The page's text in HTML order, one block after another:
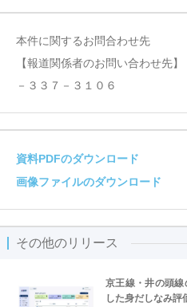
本件に関するお問合わせ先
【報道関係者のお問い合わせ先
－３３７－３１０６
資料PDFのダウンロード
画像ファイルのダウンロード
その他のリリース
京王線・井の頭
した身だしなみ評